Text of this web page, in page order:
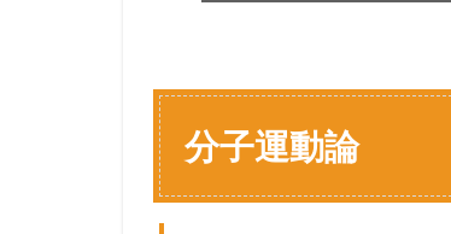
動
論
1.1
分子運動論